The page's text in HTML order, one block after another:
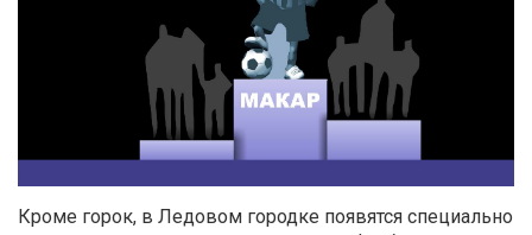
Кроме горок, в Ледовом городке появятся специально